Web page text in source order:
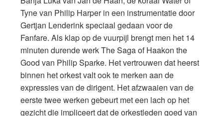
Tyne van Philip Harper in een instrumentatie door
Gertjan Lenderink speciaal gedaan voor de
Fanfare. Als klap op de vuurpijl brengt men het 14
minuten durende werk The Saga of Haakon the
Good van Philip Sparke. Het vertrouwen dat heerst
binnen het orkest valt ook te merken aan de
expressies van de dirigent. Het afzwaaien van de
eerste twee werken gebeurt met een lach op het
gezicht die impliceert dat de orkestleden goed van